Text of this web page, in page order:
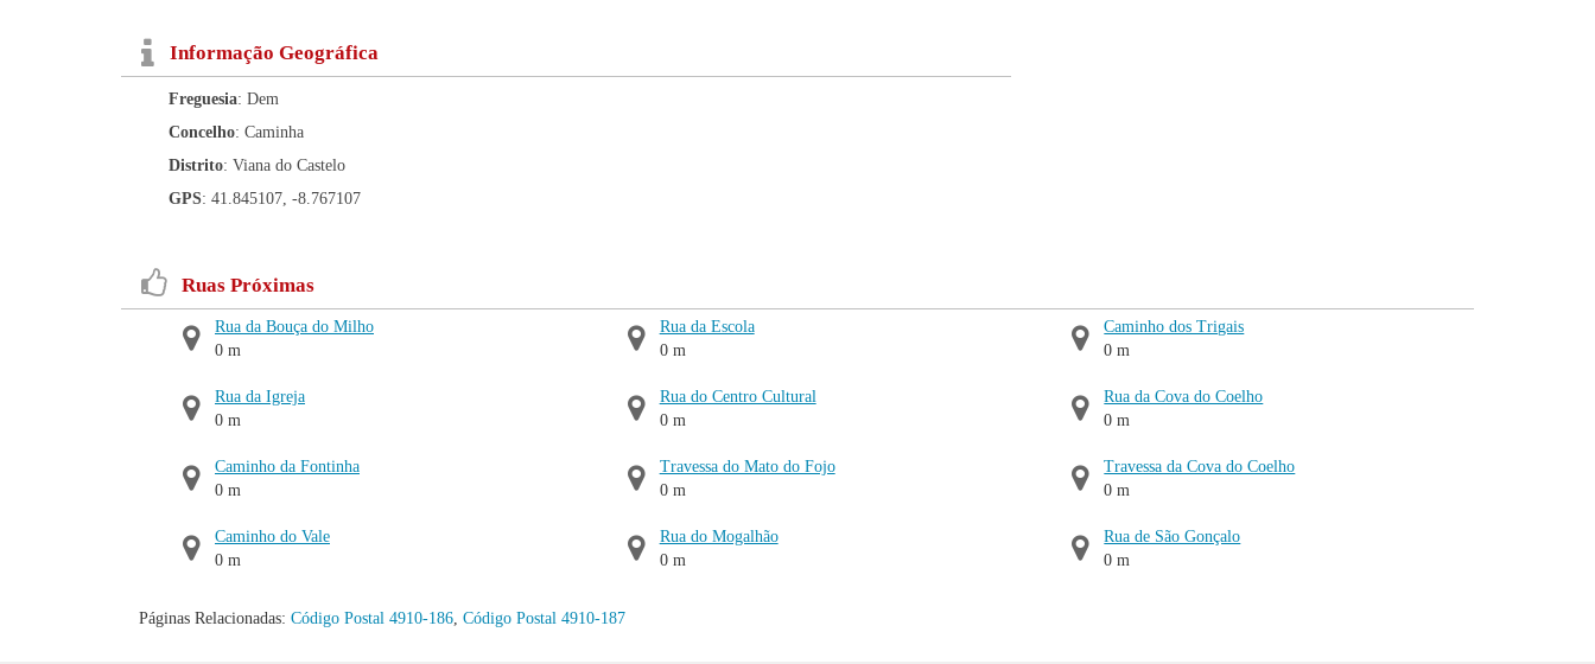
Informação Geográfica
Freguesia: Dem
Concelho: Caminha
Distrito: Viana do Castelo
GPS: 41.845107, -8.767107
Ruas Próximas
Rua da Bouça do Milho
0 m
Rua da Igreja
0 m
Caminho da Fontinha
0 m
Caminho do Vale
0 m
Rua da Escola
0 m
Rua do Centro Cultural
0 m
Travessa do Mato do Fojo
0 m
Rua do Mogalhão
0 m
Caminho dos Trigais
0 m
Rua da Cova do Coelho
0 m
Travessa da Cova do Coelho
0 m
Rua de São Gonçalo
0 m
Páginas Relacionadas: Código Postal 4910-186, Código Postal 4910-187